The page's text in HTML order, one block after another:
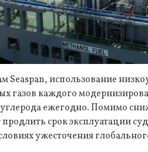
Seaspan, использование
газов каждого
ежегодно. Помимо
продлить срок эксплуатации
ужесточения